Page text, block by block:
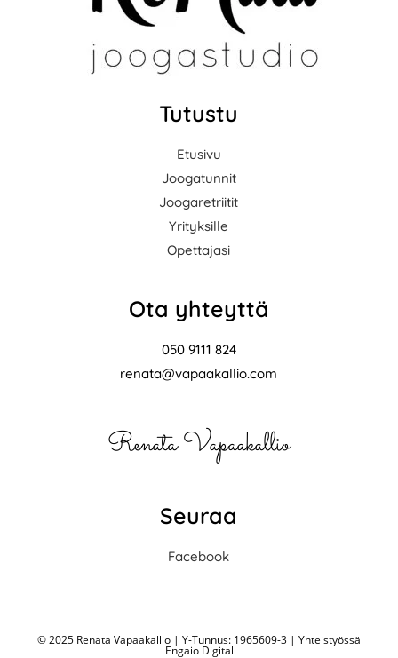
Tutustu
Etusivu
Joogatunnit
Joogaretriitit
Yrityksille
Opettajasi
Ota yhteyttä
050 9111 824
renata@vapaakallio.com
Renata Vapaakallio
Seuraa
Facebook
© 2025 Renata Vapaakallio | Y-Tunnus: 1965609-3 | Yhteistyössä
Engaio Digital